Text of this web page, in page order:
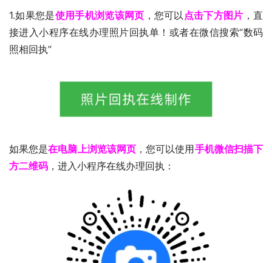
1.如果您是使用手机浏览该网页 ，您可以 点击下方图片 ，直
接进入小程序在线办理照片回执单！或者在微信搜索“数码
照相回执”
如果您是在电脑上浏览该网页 ，您可以使用手机微信扫描下
方二维码 ，进入小程序在线办理回执：